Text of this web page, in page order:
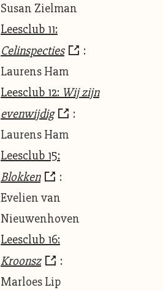
Susan Zielman
Leesclub 11:
Celinspecties
:
Laurens Ham
Leesclub 12: Wij zijn
evenwijdig
:
Laurens Ham
Leesclub 15:
Blokken
:
Evelien van
Nieuwenhoven
Leesclub 16:
Kroonsz
:
Marloes Lip